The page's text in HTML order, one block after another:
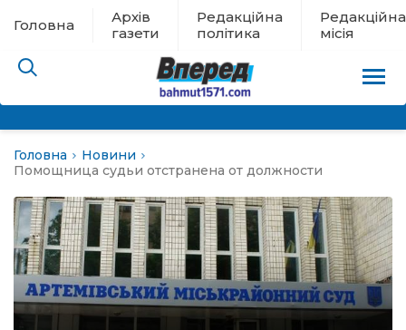
Головна
Архів
газети
Редакційна
політика
Редакційна
місія
евакуації
новини
Головна
Новини
Помощница судьи отстранена от должности